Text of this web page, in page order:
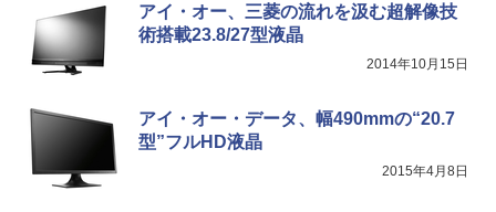
アイ・オー、三菱の流れを汲む超解像技
術搭載23.8/27型液晶
2014年10月15日
アイ・オー・データ、幅490mmの“20.7
型”フルHD液晶
2015年4月8日